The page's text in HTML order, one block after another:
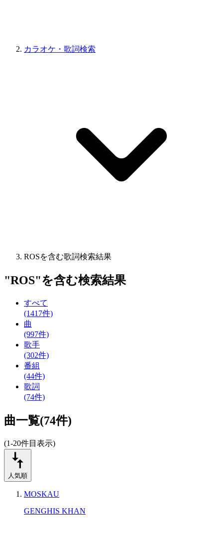
カラオケ・歌詞検索
ROSを含む歌詞検索結果
"ROS"を含む検索結果
すべて
(1417件)
曲
(997件)
歌手
(302件)
番組
(44件)
歌詞
(74件)
曲一覧(74件)
(1-20件目表示)
人気順
MOSKAU
GENGHIS KHAN